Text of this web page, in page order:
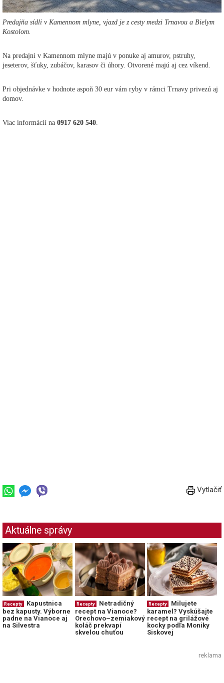
Predajňa sídli v Kamennom mlyne, vjazd je z cesty medzi Trnavou a Bielym
Kostolom.
Na predajni v Kamennom mlyne majú v ponuke aj amurov, pstruhy,
jeseterov, šťuky, zubáčov, karasov či úhory. Otvorené majú aj cez víkend.
Pri objednávke v hodnote aspoň 30 eur vám ryby v rámci Trnavy privezú aj
domov.
Viac informácií na 0917 620 540.
Vytlačiť
Aktuálne správy
Recepty
Kapustnica
bez kapusty. Výborne
padne na Vianoce aj
na Silvestra
Recepty
Netradičný
recept na Vianoce?
Orechovo–zemiakový
koláč prekvapí
skvelou chuťou
Recepty
Milujete
karamel? Vyskúšajte
recept na grilážové
kocky podľa Moniky
Siskovej
reklama